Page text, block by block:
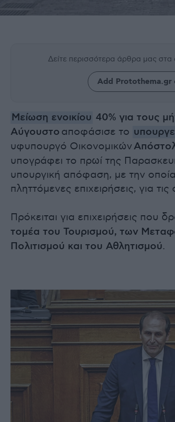
Δείτε περισσότερα άρθρα μας στα
Add Protothema.gr
Μείωση ενοικίου 40% για τους
Αύγουστο αποφάσισε το
υφυπουργό Οικονομικών
υπογράφει το πρωί της
υπουργική απόφαση, με την οποία
πληττόμενες επιχειρήσεις, για
Πρόκειται για επιχειρήσεις που
τομέα του Τουρισμού, των
Πολιτισμού και του Αθλητισμού.